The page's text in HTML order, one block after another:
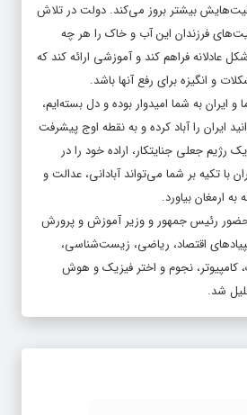
بیشتر بروز می‌کند. دولت در تلاش
فرزندان این آب و خاک را هر چه
عادلانه فراهم کند و آموزشی ارائه کند که
و انگیزه برای رفع آنها باشد.
و ایران به شما امیدوار بوده و دل بسته‌ایم،
ایران را آباد کرده و به نقطه اوج پیشرفت
رژیم جعلی جنایتکار، اراده خود را در
با تکیه بر شما می‌تواند آبادانی، عدالت و
ارمغان بیاورد.
رئیس جمهور و وزیر آموزش و پرورش
المپیادهای اقتصاد، ریاضی، زیست‌شناسی،
کامپیوتر، نجوم و اختر فیزیک و هوش
شد.